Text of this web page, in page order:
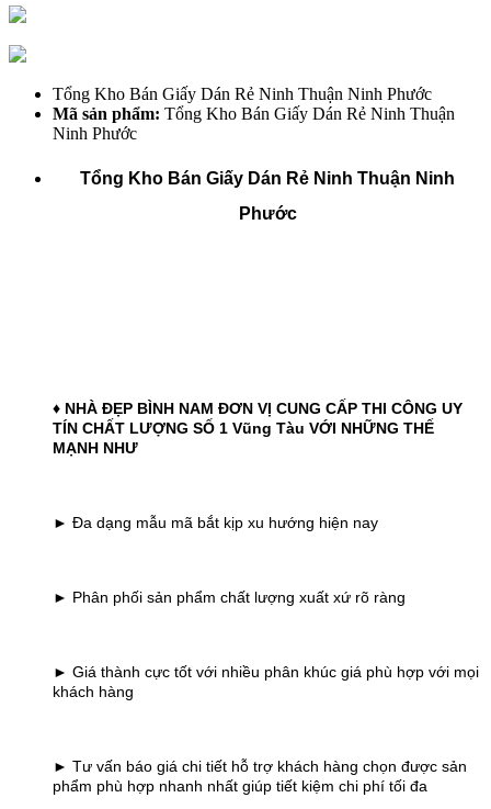
Tổng Kho Bán Giấy Dán Rẻ Ninh Thuận Ninh Phước
Mã sản phẩm: Tổng Kho Bán Giấy Dán Rẻ Ninh Thuận
Ninh Phước
Tổng Kho Bán Giấy Dán Rẻ Ninh Thuận Ninh
Phước
♦ NHÀ ĐẸP BÌNH NAM ĐƠN VỊ CUNG CẤP THI CÔNG UY
TÍN CHẤT LƯỢNG SỐ 1 Vũng Tàu VỚI NHỮNG THẾ
MẠNH NHƯ
► Đa dạng mẫu mã bắt kịp xu hướng hiện nay
► Phân phối sản phẩm chất lượng xuất xứ rõ ràng
► Giá thành cực tốt với nhiều phân khúc giá phù hợp với mọi
khách hàng
► Tư vấn báo giá chi tiết hỗ trợ khách hàng chọn được sản
phẩm phù hợp nhanh nhất giúp tiết kiệm chi phí tối đa